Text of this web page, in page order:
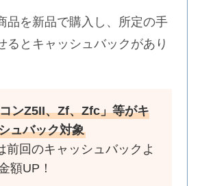
品を新品で購入し、所定の手
るとキャッシュバックがあり
ンZ5II、Zf、Zfc」等がキ
ュバック対象
前回のキャッシュバックよ
額UP！